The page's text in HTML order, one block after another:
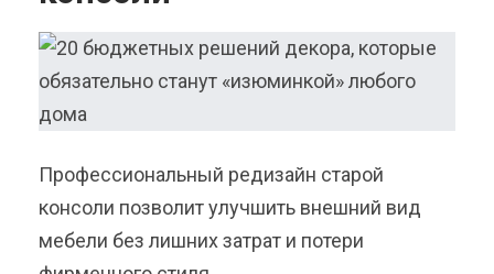
Профессиональный редизайн старой
консоли позволит улучшить внешний вид
мебели без лишних затрат и потери